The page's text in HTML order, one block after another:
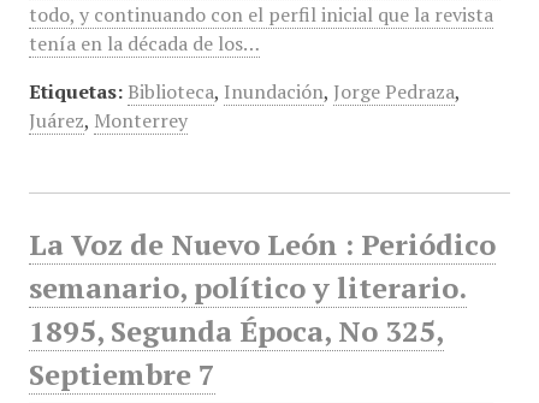
todo, y continuando con el perfil inicial que la revista
tenía en la década de los…
Etiquetas: Biblioteca, Inundación, Jorge Pedraza,
Juárez, Monterrey
La Voz de Nuevo León : Periódico
semanario, político y literario.
1895, Segunda Época, No 325,
Septiembre 7